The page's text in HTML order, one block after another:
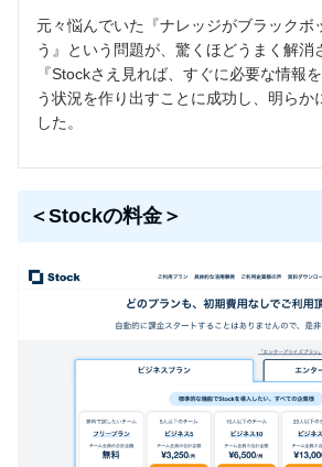
元々悩んでいた『ナレッジがブラックボ
う』という問題が、驚くほどうまく解消
『Stockさえ見れば、すぐに必要な情報
う状況を作り出すことに成功し、明らか
した。
＜Stockの料金＞